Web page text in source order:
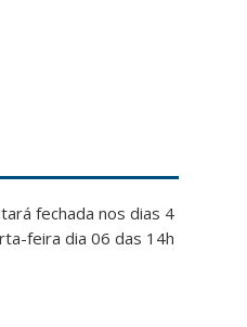
fechada nos dias 4
feira dia 06 das 14h